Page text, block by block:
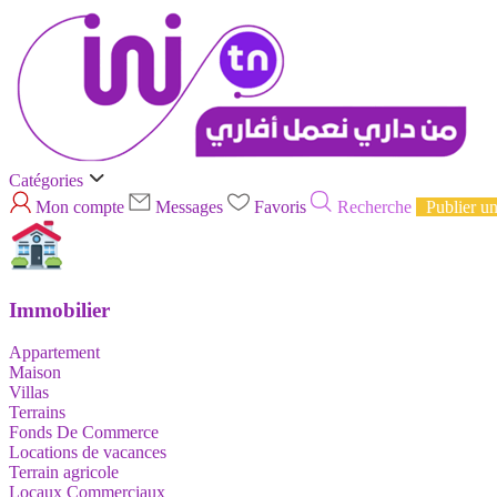
Catégories
Mon compte
Messages Favoris Recherche Publier
Immobilier
Appartement
Maison
Villas
Terrains
Fonds De Commerce
Locations de vacances
Terrain agricole
Locaux Commerciaux